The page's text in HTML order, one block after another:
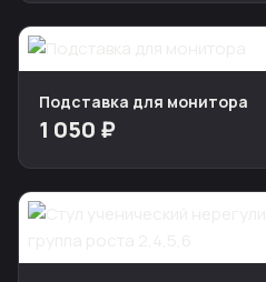
Подставка для монитора
1 050 ₽